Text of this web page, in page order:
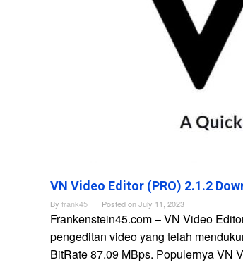
VN Video Editor (PRO) 2.1.2
By frank45 Posted onJuly 11, 2023
Frankenstein45.com – VN Video
pengeditan video yang telah
BitRate 87.09 MBps. Populernya VN